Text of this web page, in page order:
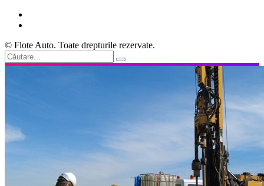
© Flote Auto. Toate drepturile rezervate.